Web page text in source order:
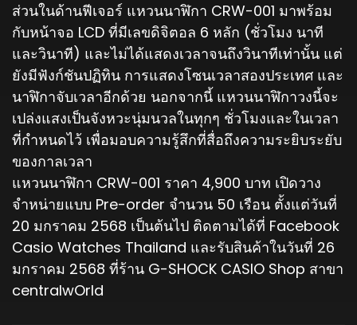
ส่วนในด้านฟีเจอร์ แหวนนาฬิกา CRW-001 มาพร้อม
กับหน้าจอ LCD ที่มีเลขดิจิตอล 6 หลัก (ชั่วโมง นาที
และวินาที) และไม่ได้แสดงเวลาจนถึงวินาทีเท่านั้น แต่
ยังมีฟังก์ชันปฏิทิน การแสดงโซนเวลาสองประเทศ และ
นาฬิกาจับเวลาอีกด้วย นอกจากนี้ แหวนนาฬิกาวงนี้จะ
เปล่งแสงเป็นจังหวะนุ่มนวลในทุกๆ ชั่วโมงและในเวลา
ที่กำหนดไว้ เพื่อมอบความรู้สึกที่สื่อถึงความระยิบระยับ
ของกาลเวลา
แหวนนาฬิกา CRW-001 ราคา 4,900 บาท เปิดวาง
จำหน่ายแบบ Pre-order จำนวน 50 เรือน ตั้งแต่วันที่
20 มกราคม 2568 เป็นต้นไป ติดตามได้ที่ Facebook
Casio Watches Thailand และรับสินค้าในวันที่ 26
มกราคม 2568 ที่ร้าน G-SHOCK CASIO Shop สาขา
centralwOrld